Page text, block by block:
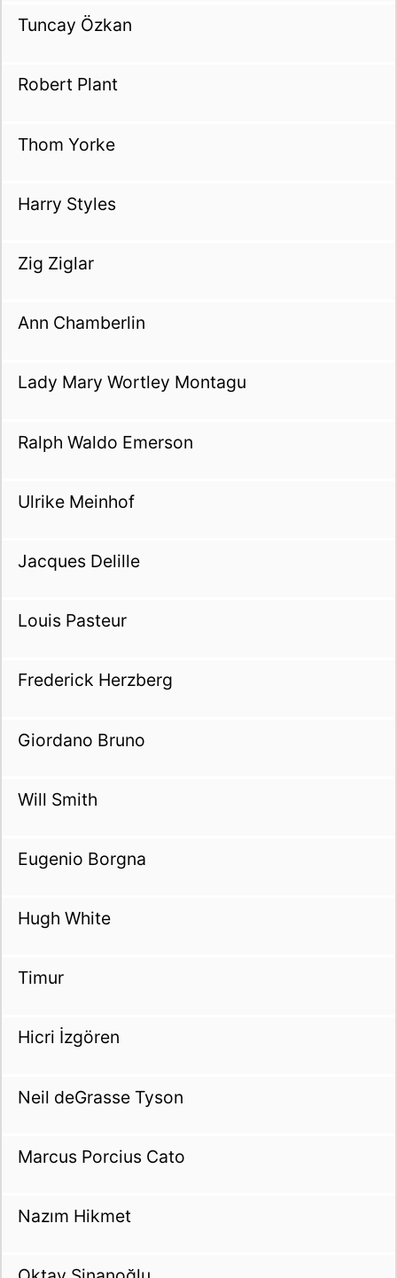
Tuncay Özkan
Robert Plant
Thom Yorke
Harry Styles
Zig Ziglar
Ann Chamberlin
Lady Mary Wortley Montagu
Ralph Waldo Emerson
Ulrike Meinhof
Jacques Delille
Louis Pasteur
Frederick Herzberg
Giordano Bruno
Will Smith
Eugenio Borgna
Hugh White
Timur
Hicri İzgören
Neil deGrasse Tyson
Marcus Porcius Cato
Nazım Hikmet